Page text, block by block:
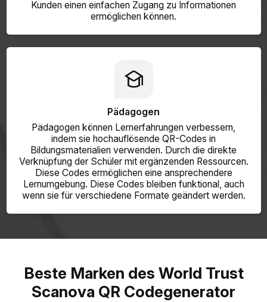
Kunden einen einfachen Zugang zu Informationen
ermöglichen können.
Pädagogen
Pädagogen können Lernerfahrungen verbessern,
indem sie hochauflösende QR-Codes in
Bildungsmaterialien verwenden. Durch die direkte
Verknüpfung der Schüler mit ergänzenden Ressourcen.
Diese Codes ermöglichen eine ansprechendere
Lernumgebung. Diese Codes bleiben funktional, auch
wenn sie für verschiedene Formate geändert werden.
Beste Marken des World Trust
Scanova QR Codegenerator